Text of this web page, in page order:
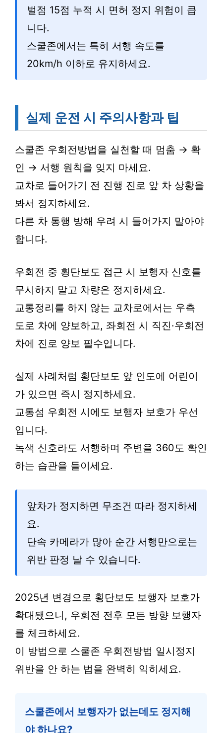
벌점 15점 누적 시 면허 정지 위험이 큽
니다.
스쿨존에서는 특히 서행 속도를
20km/h 이하로 유지하세요.
실제 운전 시 주의사항과 팁
스쿨존 우회전방법을 실천할 때 멈춤 → 확
인 → 서행 원칙을 잊지 마세요.
교차로 들어가기 전 진행 진로 앞 차 상황을
봐서 정지하세요.
다른 차 통행 방해 우려 시 들어가지 말아야
합니다.
우회전 중 횡단보도 접근 시 보행자 신호를
무시하지 말고 차량은 정지하세요.
교통정리를 하지 않는 교차로에서는 우측
도로 차에 양보하고, 좌회전 시 직진·우회전
차에 진로 양보 필수입니다.
실제 사례처럼 횡단보도 앞 인도에 어린이
가 있으면 즉시 정지하세요.
교통섬 우회전 시에도 보행자 보호가 우선
입니다.
녹색 신호라도 서행하며 주변을 360도 확인
하는 습관을 들이세요.
앞차가 정지하면 무조건 따라 정지하세
요.
단속 카메라가 많아 순간 서행만으로는
위반 판정 날 수 있습니다.
2025년 변경으로 횡단보도 보행자 보호가
확대됐으니, 우회전 전후 모든 방향 보행자
를 체크하세요.
이 방법으로 스쿨존 우회전방법 일시정지
위반을 안 하는 법을 완벽히 익히세요.
스쿨존에서 보행자가 없는데도 정지해
야 하나요?